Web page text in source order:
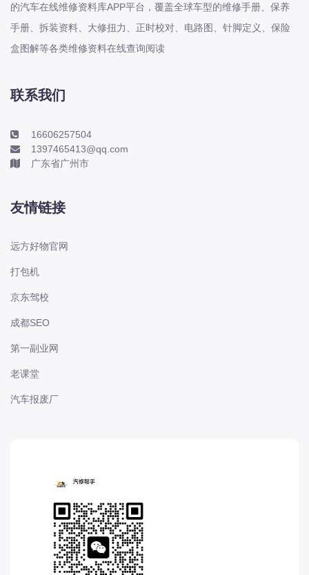
标致
标致-进口
比亚迪
比亚迪-海外版
比速
C
传祺
昌河
长安
长安-凯程
长安-欧尚
D
东南
东风富康
东风小康
东风景逸
东风纳米
的汽车在线维修资料库APP平台，覆盖全球车型的维修手册、保养
手册、拆装资料、大修扭力、正时校对、电路图、针脚定义、保险
盒图解等各类维修资料在线查询阅读
联系我们
16606257504
1397465413@qq.com
广东省广州市
友情链接
远方好物官网
打包机
京东驾校
成都SEO
第一副业网
老课堂
汽车报废厂